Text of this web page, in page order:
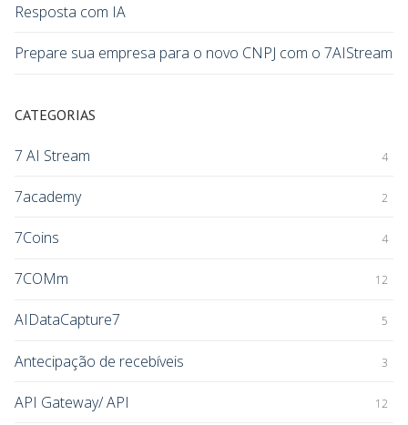
Resposta com IA
Prepare sua empresa para o novo CNPJ com o 7AIStream
CATEGORIAS
7 AI Stream 4
7academy 2
7Coins 4
7COMm 12
AIDataCapture7 5
Antecipação de recebíveis 3
API Gateway/ API 12